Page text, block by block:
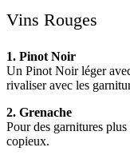
Vins Rouges
1. Pinot Noir
Un Pinot Noir léger
rivaliser avec les
2. Grenache
Pour des garnitures
copieux.